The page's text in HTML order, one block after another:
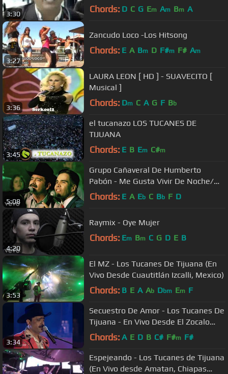
3:30 Chords: D C G Em Am Bm A
3:27
Zancudo Loco -Los Hitsong
Chords: E A Bm D F#m F# Am
3:36
LAURA LEON [ HD ] - SUAVECITO [
Musical ]
Chords: Dm C A G F Bb
3:45
el tucanazo LOS TUCANES DE
TIJUANA
Chords: E B Em C#m
5:08
Grupo Cañaveral De Humberto
Pabón - Me Gusta Vivir De Noche/
Amor Platónico/ Mundo De Amor
Chords: E A Eb C Bb F D
4:20
Raymix - Oye Mujer
Chords: Em Bm C G D E B
3:53
El MZ - Los Tucanes De Tijuana (En
Vivo Desde Cuautitlán Izcalli, Mexico)
Chords: B E A Ab Dbm Em F
3:34
Secuestro De Amor - Los Tucanes De
Tijuana - En Vivo Desde El Zocalo
(Clásicos de Los Tucanes)
Chords: A E D B C# F#m F#
Espejeando - Los Tucanes de Tijuana
(En Vivo desde Amatan, Chiapas